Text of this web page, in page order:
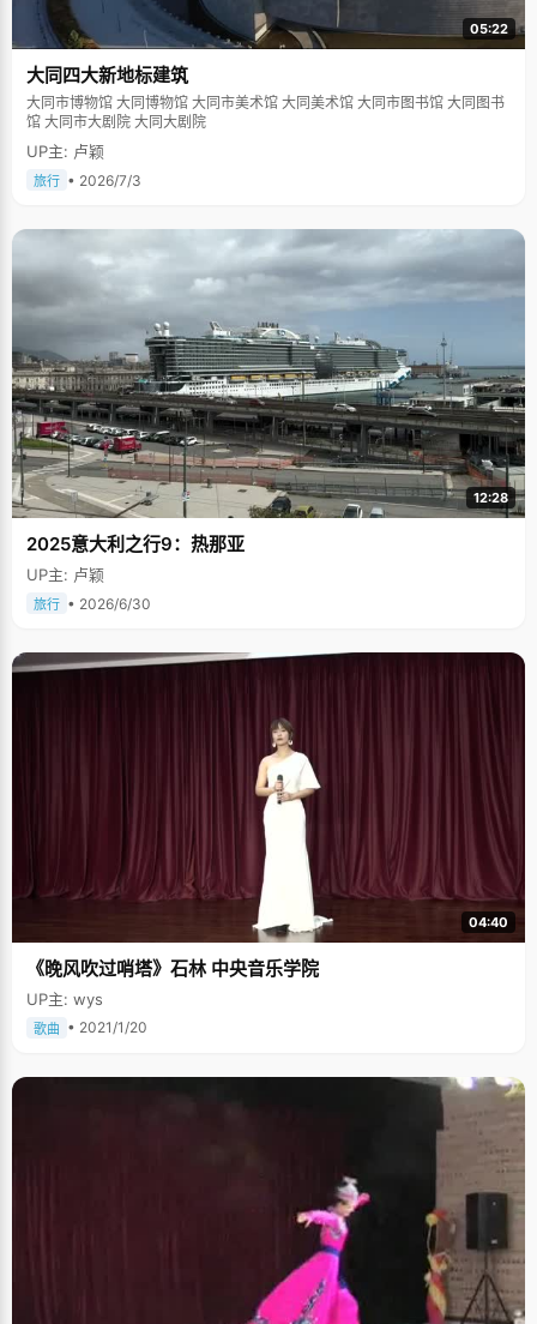
05:22
大同四大新地标建筑
大同市博物馆 大同博物馆 大同市美术馆 大同美术馆 大同市图书馆 大同图书
馆 大同市大剧院 大同大剧院
UP主: 卢颖
旅行 • 2026/7/3
12:28
2025意大利之行9：热那亚
UP主: 卢颖
旅行 • 2026/6/30
04:40
《晚风吹过哨塔》石林 中央音乐学院
UP主: wys
歌曲 • 2021/1/20